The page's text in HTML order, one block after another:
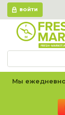
ВОЙТИ
Мы